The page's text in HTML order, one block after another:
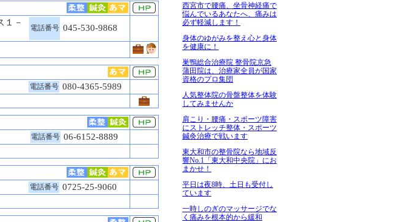
西宮市で腰痛、坐骨神経痛で
悩んでいるあなたへ、痛みは
必ず軽減します！
身体のゆがみを整え心と身体
を健康に！
巣鴨総合治療院 整骨院京急
蒲田院は、治療家全員が国家
資格のプロ集団
人気整体院の骨盤整体を体験
してみませんか
肩こり・腰痛・スポーツ障害
にストレッチ整体・スポーツ
鍼灸治療で戦います
東大和市の整骨院なら地域反
響No.1「東大和中央院」にお
まかせ！
平日は夜8時、土日も受付し
ています
一時しのぎのマッサージでな
く痛みを根本的から緩和
１－
電話番号 045-530-9868
電話番号 080-4365-5989
電話番号 06-6152-8889
電話番号 0725-25-9060